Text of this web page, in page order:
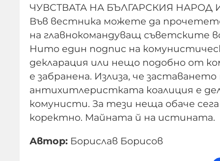
ЧУВСТВАТА НА БЪЛГАРСКИЯ НАРОД
Във вестника можете да
на главнокомандуващ съветските
Нито един подпис на
декларация или нещо подобно от
е забранена. Излиза, че
антихитлеристката коалиция е
комунисти. За тези неща обаче
коректно. Майната й на истината.
Автор: Борислав Борисов